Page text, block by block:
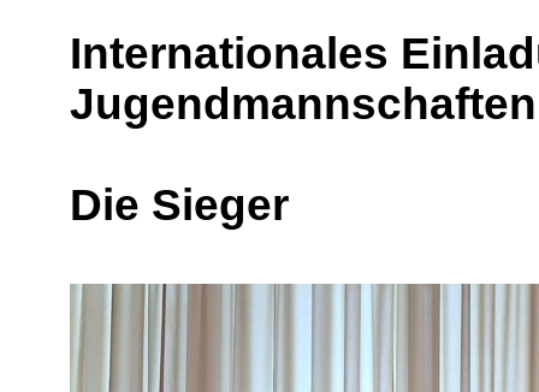
Internationales
Die Sieger